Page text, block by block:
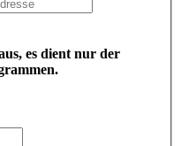
es dient nur der